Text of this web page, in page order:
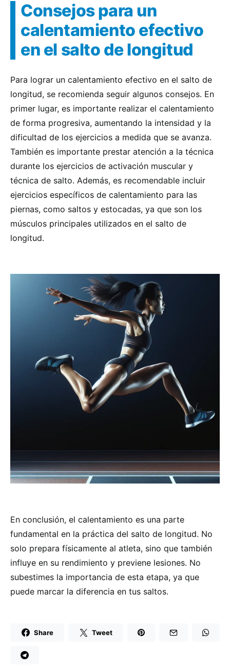
Consejos para un
calentamiento efectivo
en el salto de longitud
Para lograr un calentamiento efectivo en el salto de
longitud, se recomienda seguir algunos consejos. En
primer lugar, es importante realizar el calentamiento
de forma progresiva, aumentando la intensidad y la
dificultad de los ejercicios a medida que se avanza.
También es importante prestar atención a la técnica
durante los ejercicios de activación muscular y
técnica de salto. Además, es recomendable incluir
ejercicios específicos de calentamiento para las
piernas, como saltos y estocadas, ya que son los
músculos principales utilizados en el salto de
longitud.
En conclusión, el calentamiento es una parte
fundamental en la práctica del salto de longitud. No
solo prepara físicamente al atleta, sino que también
influye en su rendimiento y previene lesiones. No
subestimes la importancia de esta etapa, ya que
puede marcar la diferencia en tus saltos.
Share Tweet